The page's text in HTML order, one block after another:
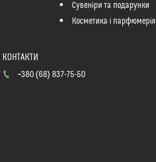
Сувеніри та подарунки
Косметика і парфюмерія
+380 (68) 837-75-50